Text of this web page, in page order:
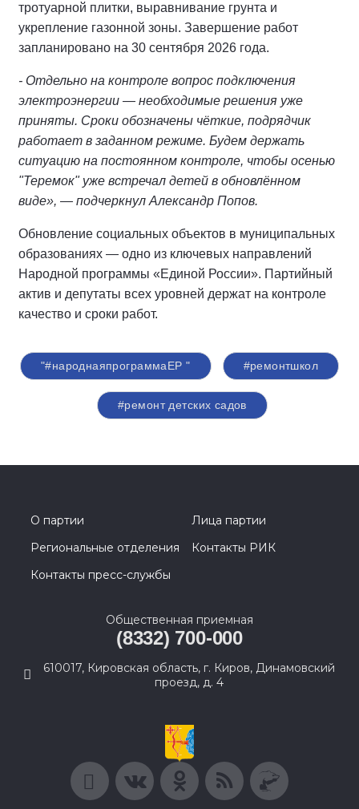
тротуарной плитки, выравнивание грунта и
укрепление газонной зоны. Завершение работ
запланировано на 30 сентября 2026 года.
- Отдельно на контроле вопрос подключения
электроэнергии — необходимые решения уже
приняты. Сроки обозначены чёткие, подрядчик
работает в заданном режиме. Будем держать
ситуацию на постоянном контроле, чтобы осенью
"Теремок" уже встречал детей в обновлённом
виде», — подчеркнул Александр Попов.
Обновление социальных объектов в муниципальных
образованиях — одно из ключевых направлений
Народной программы «Единой России». Партийный
актив и депутаты всех уровней держат на контроле
качество и сроки работ.
"#народнаяпрограммаЕР " #ремонтшкол
#ремонт детских садов
О партии
Лица партии
Региональные отделения
Контакты РИК
Контакты пресс-службы
Общественная приемная
(8332) 700-000
610017, Кировская область, г. Киров, Динамовский
проезд, д. 4